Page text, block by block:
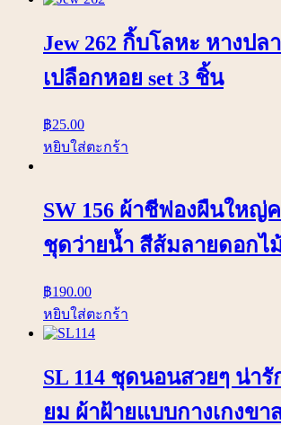
Jew 262 กิ้บโลหะ หางปล
เปลือกหอย set 3 ชิ้น
฿25.00
หยิบใส่ตะกร้า
SW 156 ผ้าชีฟองผืนใหญ่
ชุดว่ายน้ำ สีส้มลายดอกไ
฿190.00
หยิบใส่ตะกร้า
SL 114 ชุดนอนสวยๆ น่ารั
ยม ผ้าฝ้ายแบบกางเกงขา